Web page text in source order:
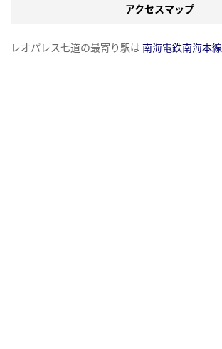
アクセスマップ
レオパレス七道の最寄り駅は 南海電鉄南海本線